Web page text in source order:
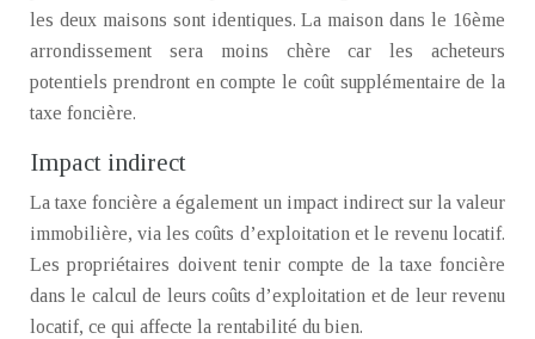
les deux maisons sont identiques. La maison dans le 16ème
arrondissement sera moins chère car les acheteurs
potentiels prendront en compte le coût supplémentaire de la
taxe foncière.
Impact indirect
La taxe foncière a également un impact indirect sur la valeur
immobilière, via les coûts d’exploitation et le revenu locatif.
Les propriétaires doivent tenir compte de la taxe foncière
dans le calcul de leurs coûts d’exploitation et de leur revenu
locatif, ce qui affecte la rentabilité du bien.